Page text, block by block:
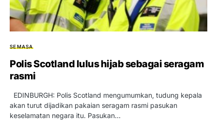
SEMASA
Polis Scotland lulus hijab sebagai seragam
rasmi
EDINBURGH: Polis Scotland mengumumkan, tudung kepala
akan turut dijadikan pakaian seragam rasmi pasukan
keselamatan negara itu. Pasukan…